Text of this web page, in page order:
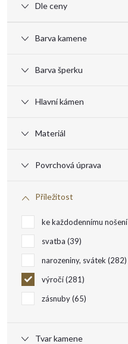
Dle ceny
Barva kamene
Barva šperku
Hlavní kámen
Materiál
Povrchová úprava
Příležitost
ke každodennímu nošení
svatba 39
narozeniny, svátek 282
výročí 281
zásnuby 65
Tvar kamene